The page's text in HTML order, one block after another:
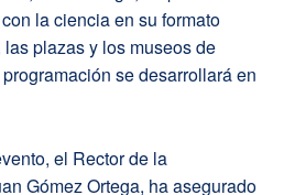
la ciencia en su formato
plazas y los museos de
se desarrollará en
el Rector de la
Gómez Ortega, ha asegurado